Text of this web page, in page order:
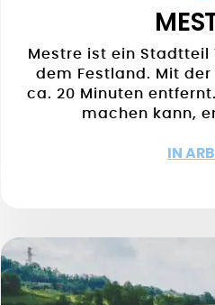
Mestre ist ein
dem Festland. Mit
ca. 20 Minuten
machen kann,
IN